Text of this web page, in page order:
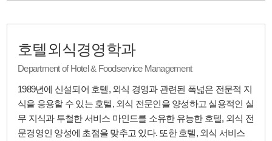
호텔외식경영학과
Department of Hotel & Foodservice Management
1989년에 신설되어 호텔, 외식 경영과 관련된 폭넓은 전문적 지
식을 응용할 수 있는 호텔, 외식 전문인을 양성하고 실용적인 실
무 지식과 투철한 서비스 마인드를 소유한 유능한 호텔, 외식 전
문경영인 양성에 초점을 맞추고 있다. 또한 호텔, 외식 서비스